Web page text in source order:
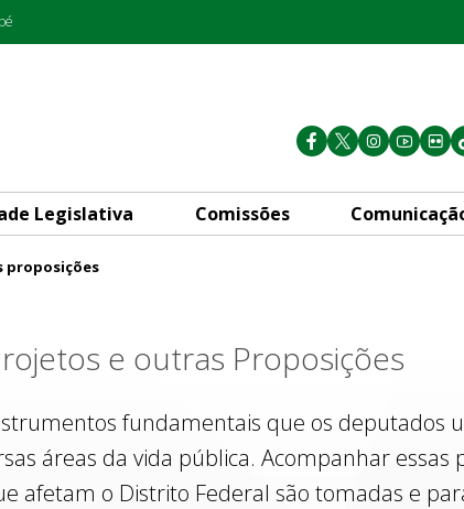
Legislativa Comissões
proposições
e outras Proposições
fundamentais que os deputados
áreas da vida pública. Acompanhar essas
afetam o Distrito Federal são tomadas e